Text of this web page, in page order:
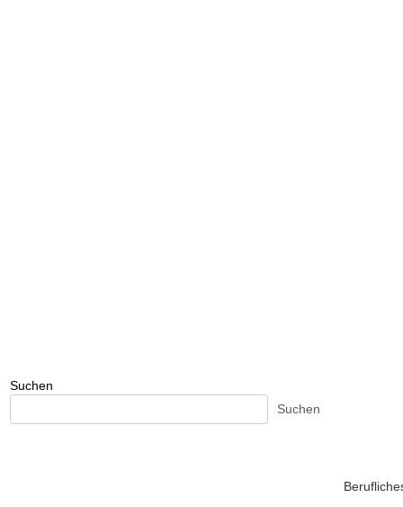
Suchen
Suchen